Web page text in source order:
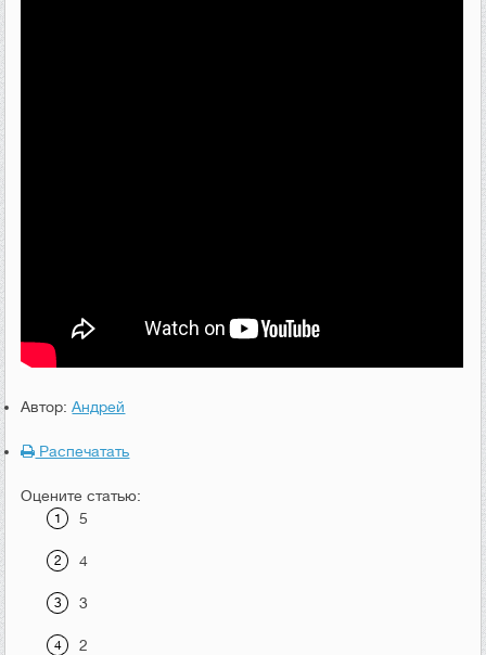
Автор:Андрей
Распечатать
Оцените статью:
5
4
3
2